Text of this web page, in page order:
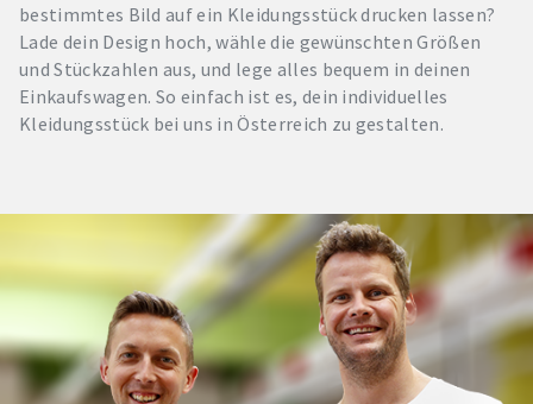
bestimmtes Bild auf ein Kleidungsstück drucken lassen?
Lade dein Design hoch, wähle die gewünschten Größen
und Stückzahlen aus, und lege alles bequem in deinen
Einkaufswagen. So einfach ist es, dein individuelles
Kleidungsstück bei uns in Österreich zu gestalten.